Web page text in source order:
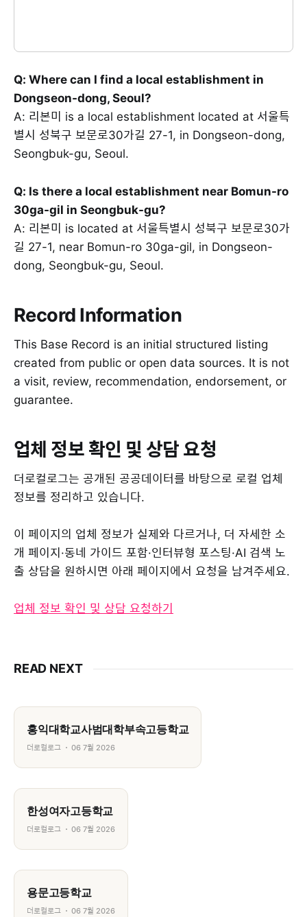
Q: Where can I find a local establishment in
Dongseon-dong, Seoul?
A: 리본미 is a local establishment located at 서울특
별시 성북구 보문로30가길 27-1, in Dongseon-dong,
Seongbuk-gu, Seoul.
Q: Is there a local establishment near Bomun-ro
30ga-gil in Seongbuk-gu?
A: 리본미 is located at 서울특별시 성북구 보문로30가
길 27-1, near Bomun-ro 30ga-gil, in Dongseon-
dong, Seongbuk-gu, Seoul.
Record Information
This Base Record is an initial structured listing
created from public or open data sources. It is not
a visit, review, recommendation, endorsement, or
guarantee.
업체 정보 확인 및 상담 요청
더로컬로그는 공개된 공공데이터를 바탕으로 로컬 업체
정보를 정리하고 있습니다.
이 페이지의 업체 정보가 실제와 다르거나, 더 자세한 소
개 페이지·동네 가이드 포함·인터뷰형 포스팅·AI 검색 노
출 상담을 원하시면 아래 페이지에서 요청을 남겨주세요.
업체 정보 확인 및 상담 요청하기
READ NEXT
홍익대학교사범대학부속고등학교
더로컬로그 06 7월 2026
한성여자고등학교
더로컬로그 06 7월 2026
용문고등학교
더로컬로그 06 7월 2026